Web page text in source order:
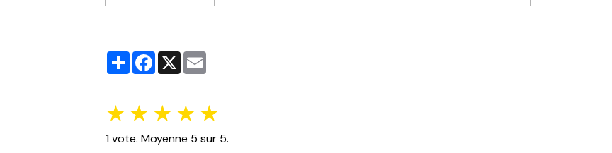
PartagerFacebook
X
★★★★★
1vote. Moyenne 5 sur 5.